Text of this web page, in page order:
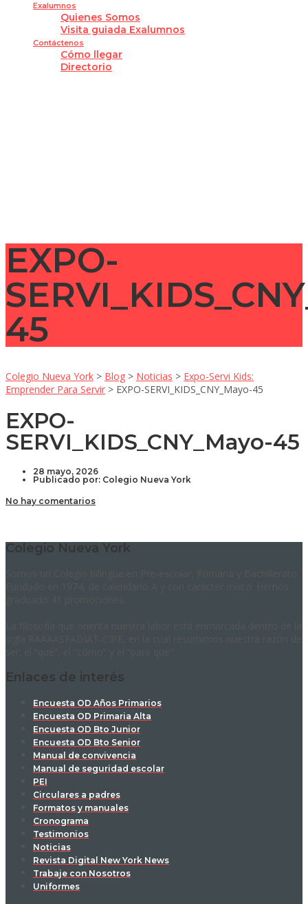
Exalumnos
Quienes Somos
Visita guiada Exalumnos
Contáctenos
Cómo llegar
Directorio
EXPO-
45
Colegio Nueva York > Blog > Noticias > Expo-Servi Kids:
Emprender Para Servir > EXPO-SERVI_KIDS_CNY_Mayo-45
EXPO-
SERVI_KIDS_CNY_Mayo-45
28 mayo, 2026
Publicado por: Colegio Nueva York
No hay comentarios
Colegio Nueva York
Enlaces de interés
Encuesta OD Años Primarios
Encuesta OD Primaria Alta
Encuesta OD Bto Junior
Encuesta OD Bto Senior
Manual de convivencia
Manual de seguridad escolar
PEI
Circulares a padres
Formatos y manuales
Cronograma
Testimonios
Noticias
Revista Digital New York News
Trabaje con Nosotros
Uniformes